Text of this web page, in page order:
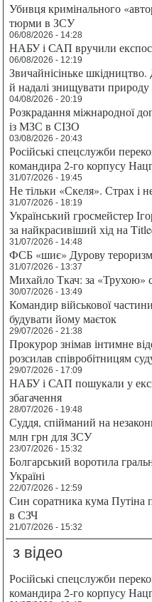
Убивця кримінального
тюрми в ЗСУ
06/08/2026 - 14:28
НАБУ і САП вручили
06/08/2026 - 12:19
Звичайнісіньке
й надалі знищувати
04/08/2026 - 20:19
Розкрадання міжнародної
із МЗС в СІЗО
03/08/2026 - 20:43
Російські спецслужби
командира 2-го корпусу
31/07/2026 - 19:45
Не тільки «Скеля». Страх
31/07/2026 - 18:19
Український гросмейстер
за найкрасивіший хід на
31/07/2026 - 14:48
ФСБ «шиє» Дурову тероризм
31/07/2026 - 13:37
Михайло Ткач: за «Трухою»
30/07/2026 - 13:49
Командир військової
будувати йому маєток
29/07/2026 - 21:38
Прокурор знімав інтимне
розсилав співробітницям
29/07/2026 - 17:09
НАБУ і САП пошукали у
збагачення
28/07/2026 - 19:48
Суддя, спійманий на
млн грн для ЗСУ
23/07/2026 - 15:32
Болгарський воротила
Україні
22/07/2026 - 12:59
Син соратника кума Путіна
в СЗЧ
21/07/2026 - 15:32
з відео
Російські спецслужби
командира 2-го корпусу